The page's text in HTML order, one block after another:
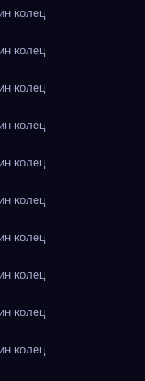
колец
колец
колец
колец
колец
колец
колец
колец
колец
колец